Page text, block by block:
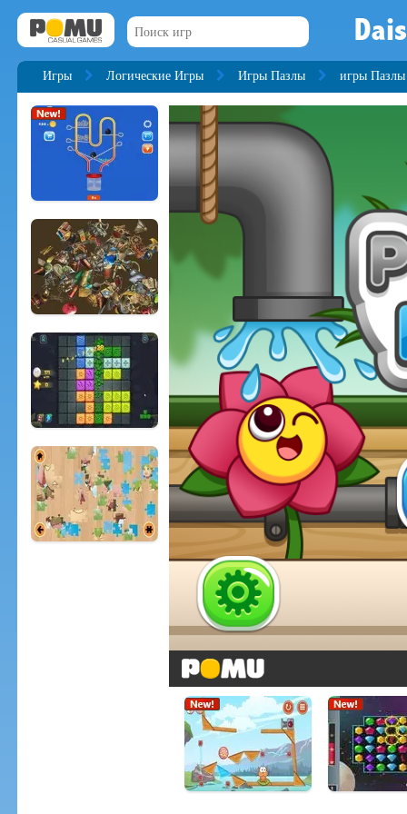
Игры Логические Игры Игры Пазлы игры Пазлы